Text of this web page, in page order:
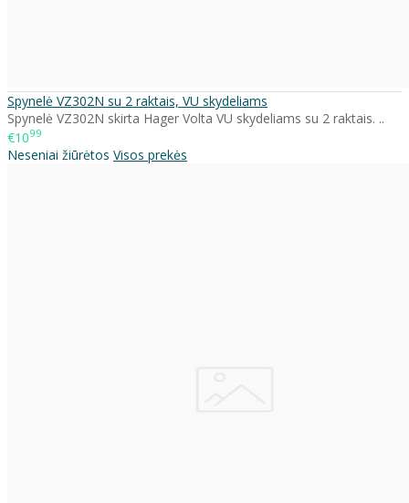
Spynelė VZ302N su 2 raktais, VU skydeliams
Spynelė VZ302N skirta Hager Volta VU skydeliams su 2 raktais. ..
€1099
Neseniai žiūrėtos Visos prekės